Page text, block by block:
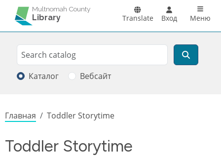
Перейти к основному содержанию
Multnomah County
Library Translate Вход Main
Меню
Search
Поиск
Каталог Вебсайт
Строка навигации
Главная Toddler Storytime
Toddler Storytime